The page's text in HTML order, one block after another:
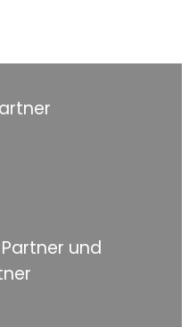
und